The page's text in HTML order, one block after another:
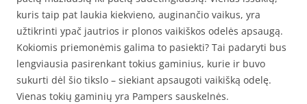
kuris taip pat laukia kiekvieno, auginančio vaikus, yra
užtikrinti ypač jautrios ir plonos vaikiškos odelės apsaugą.
Kokiomis priemonėmis galima to pasiekti? Tai padaryti bus
lengviausia pasirenkant tokius gaminius, kurie ir buvo
sukurti dėl šio tikslo – siekiant apsaugoti vaikišką odelę.
Vienas tokių gaminių yra Pampers sauskelnės.